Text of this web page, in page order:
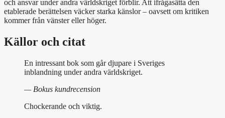
och ansvar under andra världskriget förblir. Att ifrågasätta den
etablerade berättelsen väcker starka känslor – oavsett om kritiken
kommer från vänster eller höger.
Källor och citat
En intressant bok som går djupare i Sveriges
inblandning under andra världskriget.
— Bokus kundrecension
Chockerande och viktig.